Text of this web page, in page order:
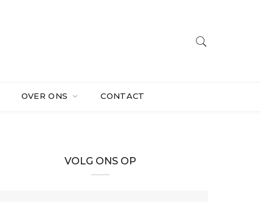
OVER ONS CONTACT
VOLG ONS OP